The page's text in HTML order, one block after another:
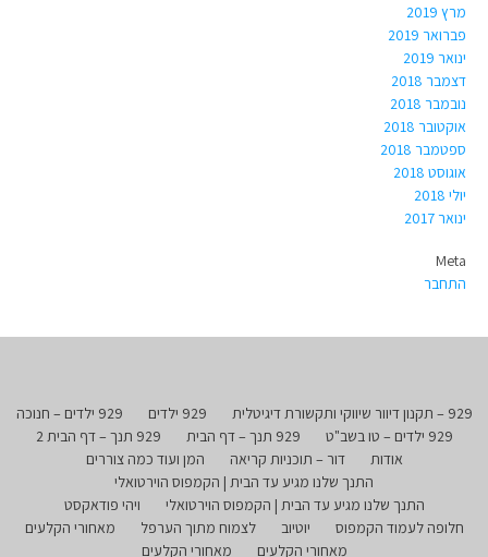
מרץ 2019
פברואר 2019
ינואר 2019
דצמבר 2018
נובמבר 2018
אוקטובר 2018
ספטמבר 2018
אוגוסט 2018
יולי 2018
ינואר 2017
Meta
התחבר
929 – תקנון דיוור שיווקי ותקשורת דיגיטלית 929 ילדים
929 ילדים – חנוכה
929 ילדים – טו בשב"ט
929 תנך – דף הבית
929 תנך – דף הבית 2
אודות
דור – תוכניות קריאה
המן ועוד כמה צוררים
התנך שלנו מגיע עד הבית | הקמפוס הוירטואלי
התנך שלנו מגיע עד הבית | הקמפוס הוירטואלי
ויהי פודאקסט
חלופה לעמוד הקמפוס
יוטיוב לצמוח מתוך הערפל
מאחורי הקלעים
מאחורי הקלעים
מאחורי הקלעים